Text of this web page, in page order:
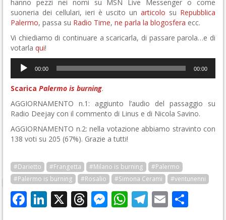
hanno pezzi nei nomi su MSN Live Messenger o come
suoneria dei cellulari, ieri è uscito un articolo su Repubblica
Palermo, passa su Radio Time, ne parla la blogosfera ecc.
Vi chiediamo di continuare a scaricarla, di passare parola…e di
votarla qui!
Audio
Player
00:00 00:00
Scarica Palermo is burning.
AGGIORNAMENTO n.1: aggiunto l’audio del passaggio su
Radio Deejay con il commento di Linus e di Nicola Savino.
AGGIORNAMENTO n.2: nella votazione abbiamo stravinto con
138 voti su 205 (67%). Grazie a tutti!
#Darietto #Frangetta #Milano is burning
#Palermo
#Palermo is burning
#Rosalio #Simona Cerami #ventunenni
Facebook
LinkedIn
X Threads
Messenger
WhatsApp
Telegram
Email